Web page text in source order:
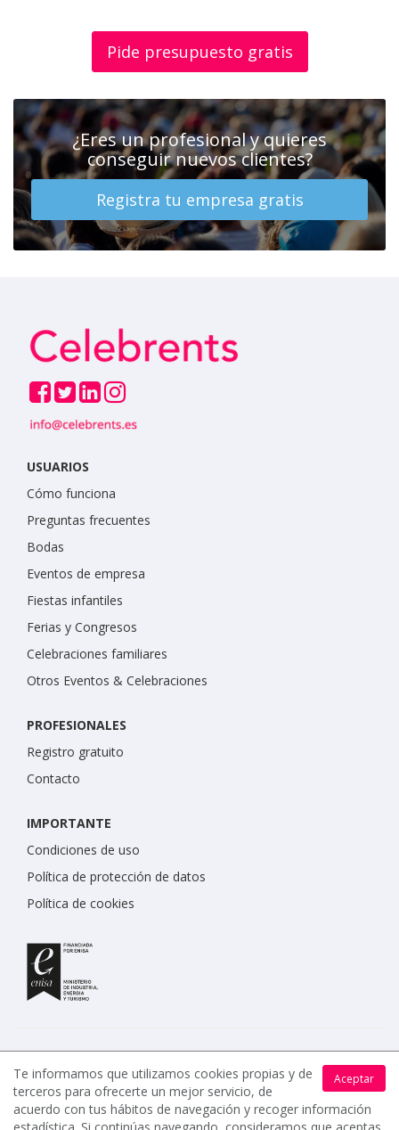
Pide presupuesto gratis
¿Eres un profesional y quieres
conseguir nuevos clientes?
Registra tu empresa gratis
USUARIOS
Cómo funciona
Preguntas frecuentes
Bodas
Eventos de empresa
Fiestas infantiles
Ferias y Congresos
Celebraciones familiares
Otros Eventos & Celebraciones
PROFESIONALES
Registro gratuito
Contacto
IMPORTANTE
Condiciones de uso
Política de protección de datos
Política de cookies
www.celebrents.es tiene una calificación de 5 / 5 otorgada
por 7900 miembros.
Aceptar
Te informamos que utilizamos cookies propias y de
terceros para ofrecerte un mejor servicio, de
acuerdo con tus hábitos de navegación y recoger información